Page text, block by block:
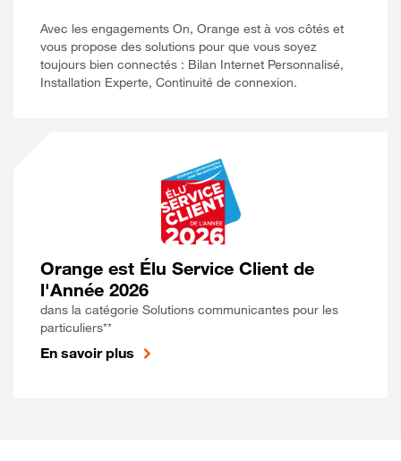
Avec les engagements On, Orange est à vos côtés et
vous propose des solutions pour que vous soyez
toujours bien connectés : Bilan Internet Personnalisé,
Installation Experte, Continuité de connexion.
Orange est Élu Service Client de
l'Année 2026
dans la catégorie Solutions communicantes pour les
particuliers**
En savoir plus